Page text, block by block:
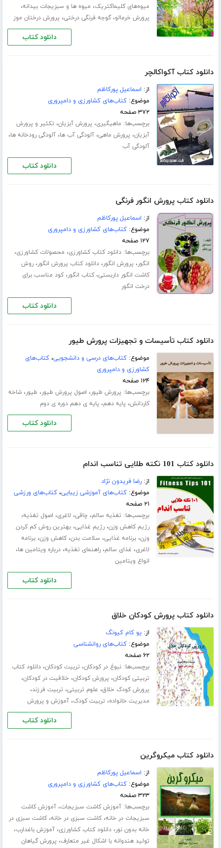
میوه‌های کلیماکتریک، میوه ها و سبزیجات بیدانه،
پرورش خرمالو،گوجه فرنگی درختی، پرورش درختان موز
دانلود کتاب
دانلود کتاب آکواکالچر
از: اسماعیل پورکاظم
موضوع:کتاب‌های کشاورزی و دامپروری
۳۷۲ صفحه
برچسب‌ها: ماهیگیری، پرورش آبزیان، تکثیر و پرورش
آبزیان، پرورش ماهی،آلودگی آب ها،آلودگی رودخانه ها،
آلودگی آب
دانلود کتاب
دانلود کتاب پرورش انگور فرنگی
از: اسماعیل پورکاظم
موضوع:کتاب‌های کشاورزی و دامپروری
۱۲۷ صفحه
برچسب‌ها:دانلود کتاب کشاورزی، محصولات کشاورزی،
انگور، پرورش انگور،دانلود کتاب پرورش انگور،روش
کاشت انگور داربستی،کتاب انگور،کود مناسب برای
درخت انگور
دانلود کتاب
دانلود کتاب تأسیسات و تجهیزات پرورش طیور
موضوع:کتاب‌های درسی و دانشجویی،کتاب‌های
کشاورزی و دامپروری
۱۲۴ صفحه
برچسب‌ها: پرورش طیور، اصول پرورش طیور، طیور،شاخه
کاردانش، پایه دهم، پایه ی دهم دوره ی دوم
دانلود کتاب
دانلود کتاب 101 نکته طلایی تناسب اندام
از:رضا فریدون نژاد
موضوع:کتاب‌های آموزشی زیبایی،کتاب‌های ورزشی
۲۱ صفحه
برچسب‌ها: تغذیه سالم، چاقی، لاغری، اصول تغذیه،
رژیم کاهش وزن،رژیم غذایی،بهترین روش کم کردن
وزن،برنامه غذایی، سلامت بدن،کاهش وزن،برنامه
لاغری، غذای سالم،راهنمای تغذیه،درباره ویتامین ها،
انواع ویتامین
دانلود کتاب
دانلود کتاب پرورش کودکان خلاق
از:یو کام کیونگ
موضوع:کتاب‌های روانشناسی
۶۲ صفحه
برچسب‌ها:نبوغ در کودکان، تربیت کودکان،دانلود کتاب
تربیتی کودکان، پرورش کودکان، خلاقیت در کودکان،
پرورش کودک خلاق، علوم تربیتی، تربیت فرزند،
مدیریت خانواده، تربیت کودک،آموزش و پرورش
دانلود کتاب
دانلود کتاب میکروگرین
از: اسماعیل پورکاظم
موضوع:کتاب‌های کشاورزی و دامپروری
۳۲۳ صفحه
برچسب‌ها:آموزش کاشت سبزیجات،آموزش کاشت
سبزیجات در خانه،کاشت سبزی در خانه،کاشت سبزی در
خانه بدون نور،دانلود کتاب کشاورزی،آموزش باغدارب،
تولید هندوانه با اشکال غیر متعارف، پرورش گیاهان